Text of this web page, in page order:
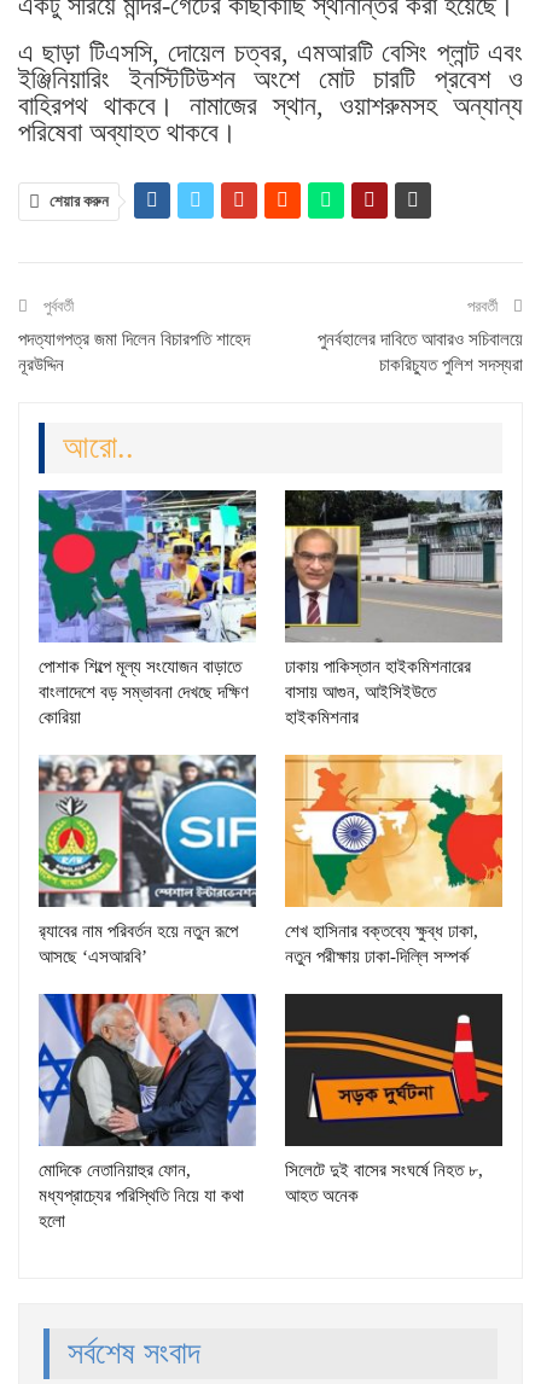
এ ছাড়া টিএসসি, দোয়েল চত্বর, এমআরটি বেসিং প্লান্ট এবং
ইঞ্জিনিয়ারিং ইনস্টিটিউশন অংশে মোট চারটি প্রবেশ ও
বাহিরপথ থাকবে। নামাজের স্থান, ওয়াশরুমসহ অন্যান্য
পরিষেবা অব্যাহত থাকবে।
শেয়ার করুন
পুর্ববর্তী
পদত্যাগপত্র জমা দিলেন বিচারপতি শাহেদ
নূরউদ্দিন
পরবর্তী
পুনর্বহালের দাবিতে আবারও সচিবালয়ে
চাকরিচ্যুত পুলিশ সদস্যরা
আরো..
পোশাক শিল্পে মূল্য সংযোজন বাড়াতে
বাংলাদেশে বড় সম্ভাবনা দেখছে দক্ষিণ
কোরিয়া
ঢাকায় পাকিস্তান হাইকমিশনারের
বাসায় আগুন, আইসিইউতে
হাইকমিশনার
র‌্যাবের নাম পরিবর্তন হয়ে নতুন রূপে
আসছে ‘এসআরবি’
শেখ হাসিনার বক্তব্যে ক্ষুব্ধ ঢাকা,
নতুন পরীক্ষায় ঢাকা-দিল্লি সম্পর্ক
মোদিকে নেতানিয়াহুর ফোন,
মধ্যপ্রাচ্যের পরিস্থিতি নিয়ে যা কথা
হলো
সিলেটে দুই বাসের সংঘর্ষে নিহত ৮,
আহত অনেক
সর্বশেষ সংবাদ